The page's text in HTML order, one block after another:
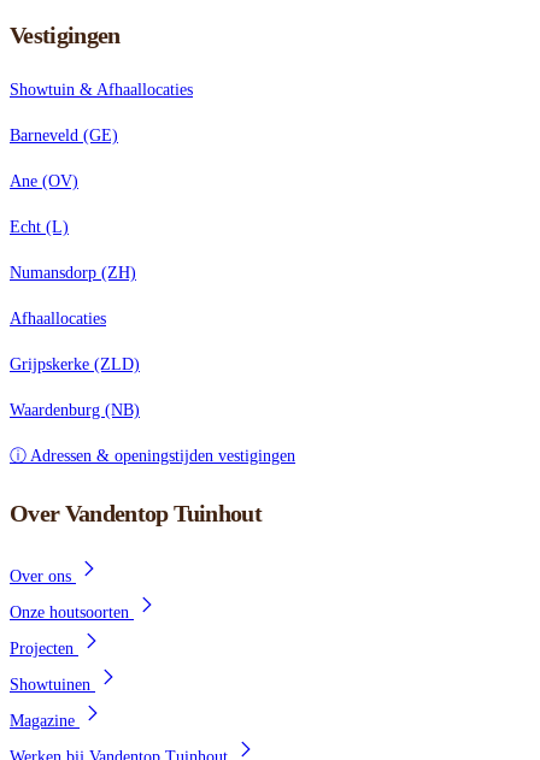
Vestigingen
Showtuin & Afhaallocaties
Barneveld (GE)
Ane (OV)
Echt (L)
Numansdorp (ZH)
Afhaallocaties
Grijpskerke (ZLD)
Waardenburg (NB)
ⓘ Adressen & openingstijden vestigingen
Over Vandentop Tuinhout
Over ons
Onze houtsoorten
Projecten
Showtuinen
Magazine